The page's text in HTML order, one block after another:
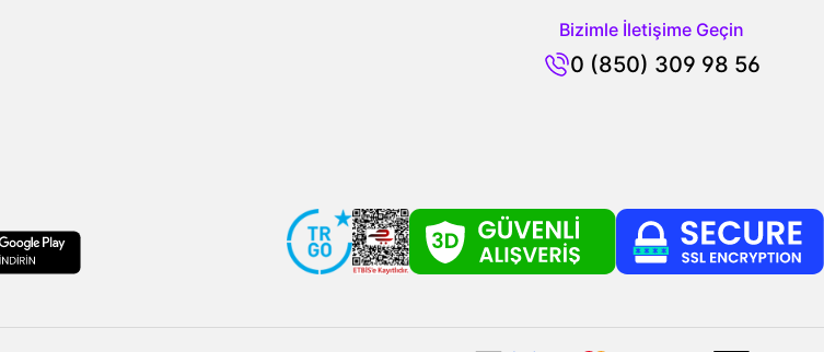
Bizimle İletişime Geçin
0 (850) 309 98 56